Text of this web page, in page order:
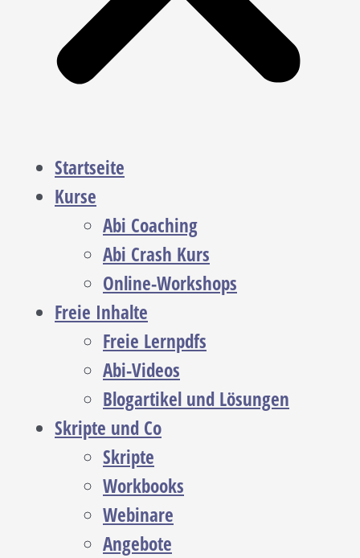
Startseite
Kurse
Abi Coaching
Abi Crash Kurs
Online-Workshops
Freie Inhalte
Freie Lernpdfs
Abi-Videos
Blogartikel und Lösungen
Skripte und Co
Skripte
Workbooks
Webinare
Angebote